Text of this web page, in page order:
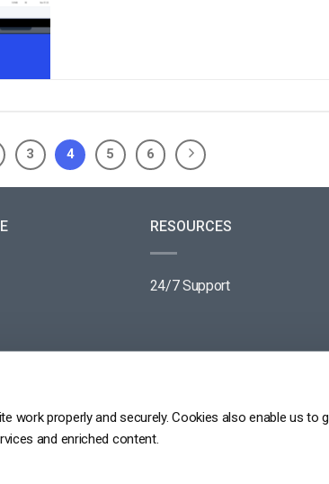
work properly and securely. Cookies also enable us to
and enriched content.
3 4 5 6
RESOURCES
24/7 Support